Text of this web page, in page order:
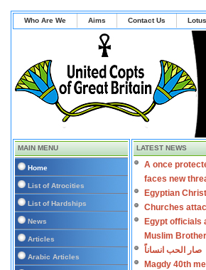
Who Are We Aims Contact Us
MAIN MENU
Home
List of Atrocities
List of Hardships
News
Articles
Arabic Articles
LATEST NEWS
A once
faces new
Egyptian
Churches
Egypt officials
Muslim
صار الحب انساناً
Magdy 40th